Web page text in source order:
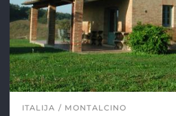
ITALIJA MONTALCINO